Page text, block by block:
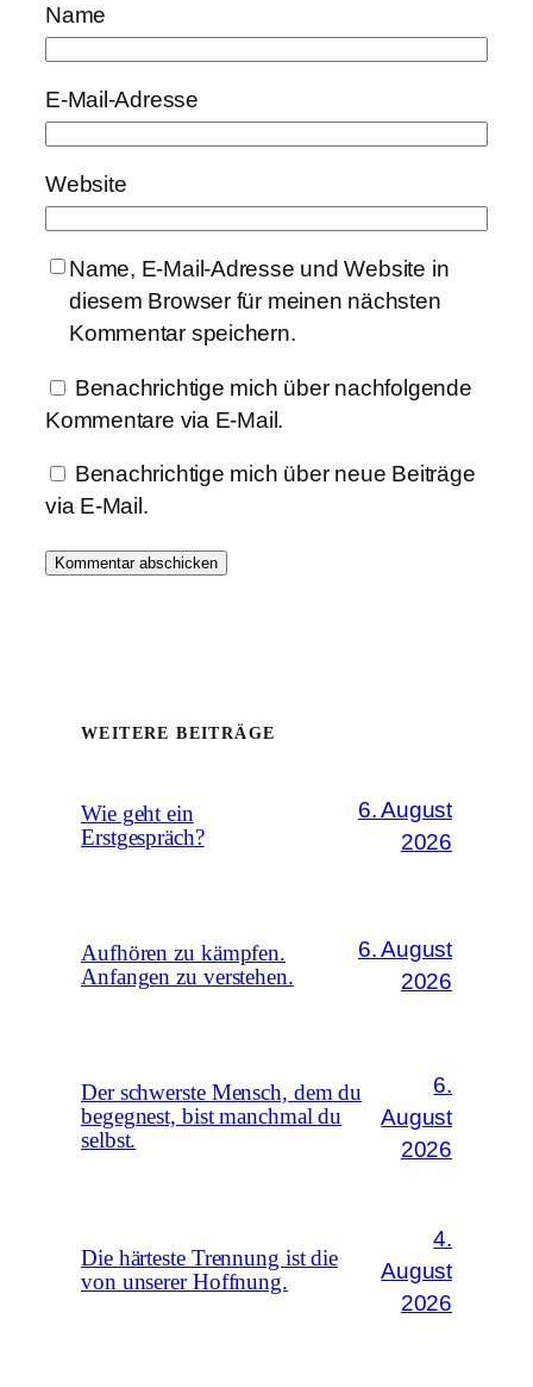
Name
E-Mail-Adresse
Website
Name, E-Mail-Adresse und Website in
diesem Browser für meinen nächsten
Kommentar speichern.
Benachrichtige mich über nachfolgende
Kommentare via E-Mail.
Benachrichtige mich über neue Beiträge
via E-Mail.
WEITERE BEITRÄGE
Wie geht ein
Erstgespräch?
6. August
2026
Aufhören zu kämpfen.
Anfangen zu verstehen.
6. August
2026
Der schwerste Mensch, dem du
begegnest, bist manchmal du
selbst.
6.
August
2026
Die härteste Trennung ist die
von unserer Hoffnung.
4.
August
2026